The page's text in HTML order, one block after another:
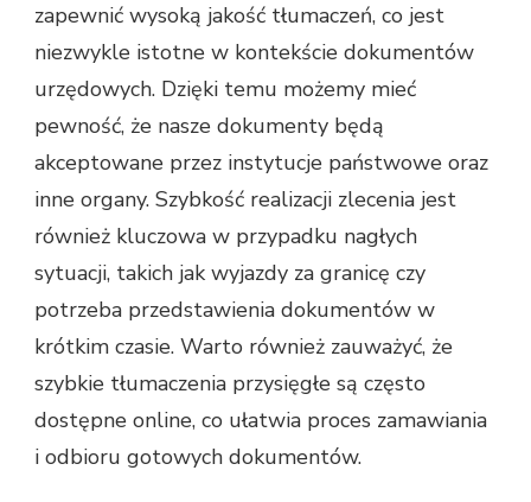
zapewnić wysoką jakość tłumaczeń, co jest
niezwykle istotne w kontekście dokumentów
urzędowych. Dzięki temu możemy mieć
pewność, że nasze dokumenty będą
akceptowane przez instytucje państwowe oraz
inne organy. Szybkość realizacji zlecenia jest
również kluczowa w przypadku nagłych
sytuacji, takich jak wyjazdy za granicę czy
potrzeba przedstawienia dokumentów w
krótkim czasie. Warto również zauważyć, że
szybkie tłumaczenia przysięgłe są często
dostępne online, co ułatwia proces zamawiania
i odbioru gotowych dokumentów.